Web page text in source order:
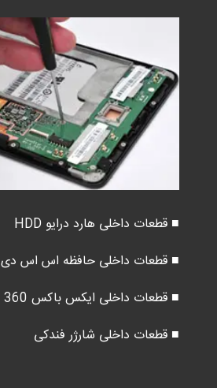
■ قطعات داخلی هارد درایو HDD
■ قطعات داخلی حافظه اس اس دی
■ قطعات داخلی ایکس باکس 360
■ قطعات داخلی شارژر فندکی